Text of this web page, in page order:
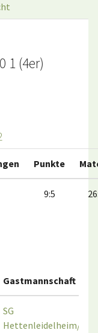
1 (4er)
Punkte
9:5
Gastmannschaft
SG
Hettenleidelheim/